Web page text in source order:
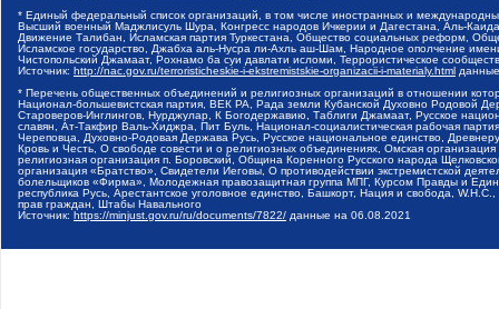
* Единый федеральный список организаций, в том числе иностранных и
Высший военный Маджлисуль Шура, Конгресс народов Ичкерии и Дагестана, Аль-
Движение Талибан, Исламская партия Туркестана, Общество социальных реформ,
Исламское государство, Джабха аль-Нусра ли-Ахль аш-Шам, Народное ополчение
Чистопольский Джамаат, Рохнамо ба суи давлати исломи, Террористическое
Источник: http://nac.gov.ru/terroristicheskie-i-ekstremistskie-organizacii-i-materialy.html
* Перечень общественных объединений и религиозных организаций в отношении
Национал-большевистская партия, ВЕК РА, Рада земли Кубанской Духовно Родовой
Староверов-Инглингов, Нурджулар, К Богодержавию, Таблиги Джамаат, Русское
славян, Ат-Такфир Валь-Хиджра, Пит Буль, Национал-социалистическая рабочая
Череповца, Духовно-Родовая Держава Русь, Русское национальное единство,
Кровь и Честь, О свободе совести и о религиозных объединениях, Омская
религиозная организация п. Боровский, Община Коренного Русского народа
организация «Братство», Свидетели Иеговы, О противодействии экстремистской
болельщиков «Фирма», Молодежная правозащитная группа МПГ, Курсом Правды и
республика Русь, Арестантское уголовное единство, Башкорт, Нация и свобода,
прав граждан, Штабы Навального
Источник: https://minjust.gov.ru/ru/documents/7822/ данные на 06.08.2021